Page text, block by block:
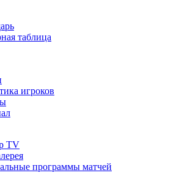
таблица
игроков
TV
программы матчей